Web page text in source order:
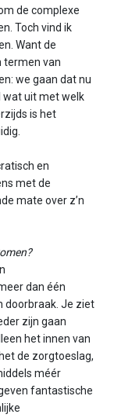
de complexe
Toch vind ik
Want de
termen van
we gaan dat nu
wat uit met welk
is het
en
met de
mate over z’n
dan één
doorbraak. Je ziet
zijn gaan
het innen van
de zorgtoeslag,
méér
fantastische